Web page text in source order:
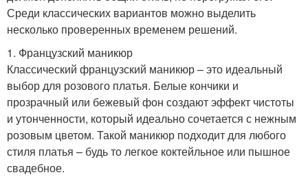
Среди классических вариантов можно выделить
несколько проверенных временем решений.
1. Французский маникюр
Классический французский маникюр – это идеальный
выбор для розового платья. Белые кончики и
прозрачный или бежевый фон создают эффект чистоты
и утонченности, который идеально сочетается с нежным
розовым цветом. Такой маникюр подходит для любого
стиля платья – будь то легкое коктейльное или пышное
свадебное.